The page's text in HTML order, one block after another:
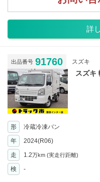
詳
出品番号 91760 スズキ
スズキ
形 冷蔵冷凍バン
年
2024(R06)
走 1.2万km (実走行距離)
検
-